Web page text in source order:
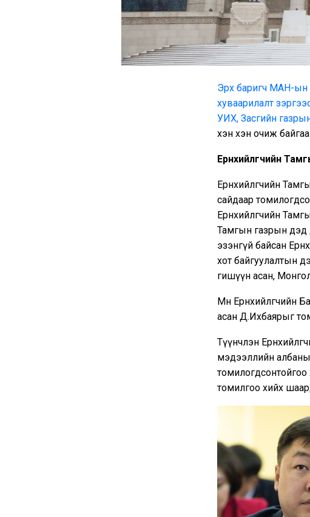
Эрх баригч МАН-ын
хуваарилалт
УИХ, Засгийн
хэн хэн очиж
Ерөнхийлөгчийн
Ерөнхийлөгчийн
сайдаар
Ерөнхийлөгчийн
Тамгын газрын дэд
эзэнгүй байсан
хот байгуулалтын
гишүүн асан,
Мөн Ерөнхийлөгчийн
асан Д.Ихбаярыг
Түүнчлэн
мэдээллийн
томилогдсонтойгоо
томилгоо хийх